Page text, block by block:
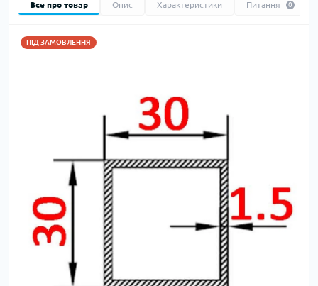
Все про товар Опис Характеристики Питання 0
ПІД ЗАМОВЛЕННЯ